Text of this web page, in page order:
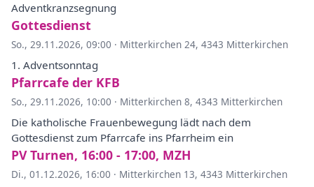
Adventkranzsegnung
Gottesdienst
So., 29.11.2026, 09:00 · Mitterkirchen 24, 4343 Mitterkirchen
1. Adventsonntag
Pfarrcafe der KFB
So., 29.11.2026, 10:00 · Mitterkirchen 8, 4343 Mitterkirchen
Die katholische Frauenbewegung lädt nach dem
Gottesdienst zum Pfarrcafe ins Pfarrheim ein
PV Turnen, 16:00 - 17:00, MZH
Di., 01.12.2026, 16:00 · Mitterkirchen 13, 4343 Mitterkirchen